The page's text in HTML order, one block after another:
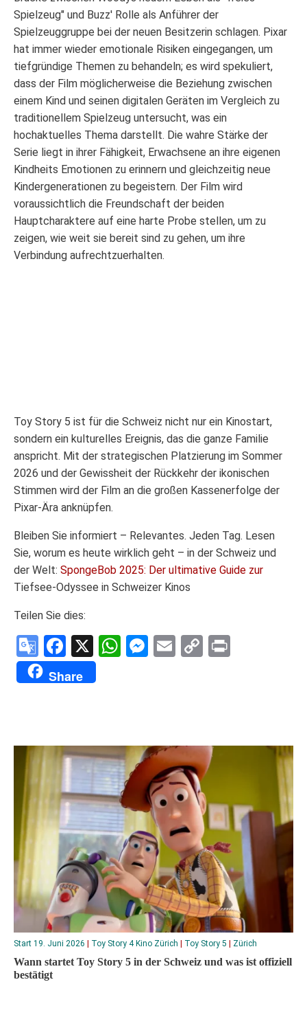
Spielzeug" und Buzz' Rolle als Anführer der
Spielzeuggruppe bei der neuen Besitzerin schlagen. Pixar
hat immer wieder emotionale Risiken eingegangen, um
tiefgründige Themen zu behandeln; es wird spekuliert,
dass der Film möglicherweise die Beziehung zwischen
einem Kind und seinen digitalen Geräten im Vergleich zu
traditionellem Spielzeug untersucht, was ein
hochaktuelles Thema darstellt. Die wahre Stärke der
Serie liegt in ihrer Fähigkeit, Erwachsene an ihre eigenen
Kindheits Emotionen zu erinnern und gleichzeitig neue
Kindergenerationen zu begeistern. Der Film wird
voraussichtlich die Freundschaft der beiden
Hauptcharaktere auf eine harte Probe stellen, um zu
zeigen, wie weit sie bereit sind zu gehen, um ihre
Verbindung aufrechtzuerhalten.
Toy Story 5 ist für die Schweiz nicht nur ein Kinostart,
sondern ein kulturelles Ereignis, das die ganze Familie
anspricht. Mit der strategischen Platzierung im Sommer
2026 und der Gewissheit der Rückkehr der ikonischen
Stimmen wird der Film an die großen Kassenerfolge der
Pixar-Ära anknüpfen.
Bleiben Sie informiert – Relevantes. Jeden Tag. Lesen
Sie, worum es heute wirklich geht – in der Schweiz und
der Welt: SpongeBob 2025: Der ultimative Guide zur
Tiefsee-Odyssee in Schweizer Kinos
Teilen Sie dies:
Google
Translate
Facebook
X WhatsApp
Messenger
Email
Copy
Share
Start 19. Juni 2026 | Toy Story 4 Kino Zürich | Toy Story 5 | Zürich
Wann startet Toy Story 5 in der Schweiz und was ist offiziell
bestätigt